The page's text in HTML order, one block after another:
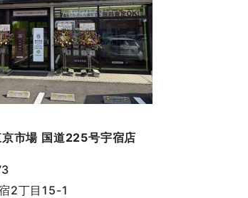
市場 国道225号宇宿店
2丁目15-1